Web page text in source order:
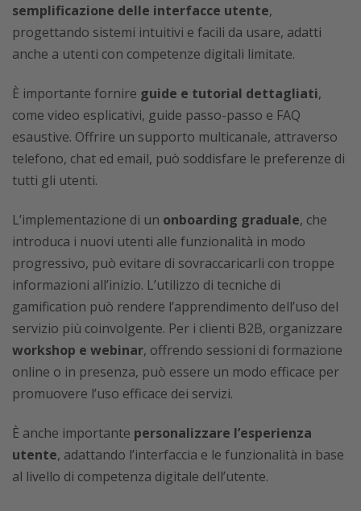
semplificazione delle interfacce utente,
progettando sistemi intuitivi e facili da usare, adatti
anche a utenti con competenze digitali limitate.
È importante fornire guide e tutorial dettagliati,
come video esplicativi, guide passo-passo e FAQ
esaustive. Offrire un supporto multicanale, attraverso
telefono, chat ed email, può soddisfare le preferenze di
tutti gli utenti.
L’implementazione di un onboarding graduale, che
introduca i nuovi utenti alle funzionalità in modo
progressivo, può evitare di sovraccaricarli con troppe
informazioni all’inizio. L’utilizzo di tecniche di
gamification può rendere l’apprendimento dell’uso del
servizio più coinvolgente. Per i clienti B2B, organizzare
workshop e webinar, offrendo sessioni di formazione
online o in presenza, può essere un modo efficace per
promuovere l’uso efficace dei servizi.
È anche importante personalizzare l’esperienza
utente, adattando l’interfaccia e le funzionalità in base
al livello di competenza digitale dell’utente.